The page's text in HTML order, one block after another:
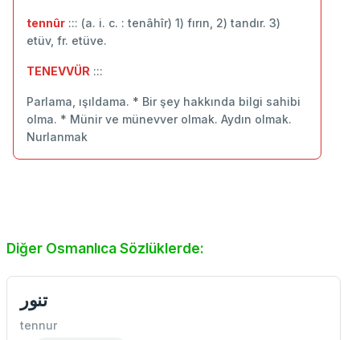
tennûr ::: (a. i. c. : tenâhîr) 1) fırın, 2) tandır. 3)
etüv, fr. etüve.
TENEVVÜR :::
Parlama, ışıldama. * Bir şey hakkında bilgi sahibi
olma. * Münir ve münevver olmak. Aydın olmak.
Nurlanmak
Diğer Osmanlıca Sözlüklerde:
تنور
tennur